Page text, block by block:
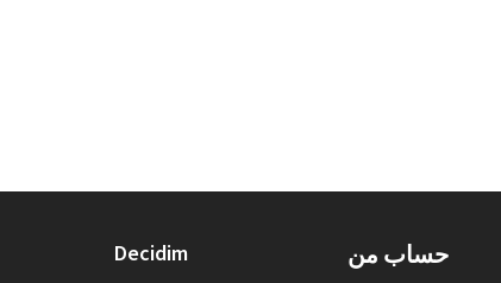
Decidim حساب من